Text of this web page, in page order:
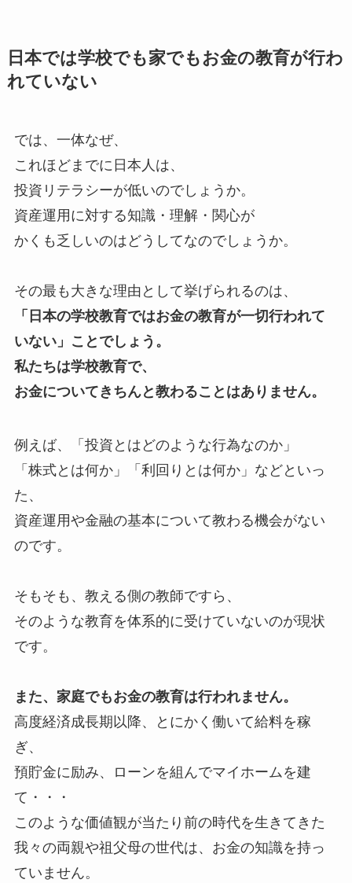
日本では学校でも家でもお金の教育が行わ
れていない
では、一体なぜ、
これほどまでに日本人は、
投資リテラシーが低いのでしょうか。
資産運用に対する知識・理解・関心が
かくも乏しいのはどうしてなのでしょうか。
その最も大きな理由として挙げられるのは、
「日本の学校教育ではお金の教育が一切行われて
いない」ことでしょう。
私たちは学校教育で、
お金についてきちんと教わることはありません。
例えば、「投資とはどのような行為なのか」
「株式とは何か」「利回りとは何か」などといっ
た、
資産運用や金融の基本について教わる機会がない
のです。
そもそも、教える側の教師ですら、
そのような教育を体系的に受けていないのが現状
です。
また、家庭でもお金の教育は行われません。
高度経済成長期以降、とにかく働いて給料を稼
ぎ、
預貯金に励み、ローンを組んでマイホームを建
て・・・
このような価値観が当たり前の時代を生きてきた
我々の両親や祖父母の世代は、お金の知識を持っ
ていません。